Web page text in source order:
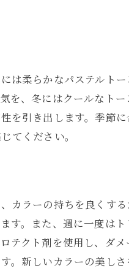
ドバイス
は柔らかなパステルト
を、冬にはクールなト
を引き出します。季節
てください。
カラーの持ちを良くす
す。また、週に一度は
テクト剤を使用し、ダ
。新しいカラーの美し